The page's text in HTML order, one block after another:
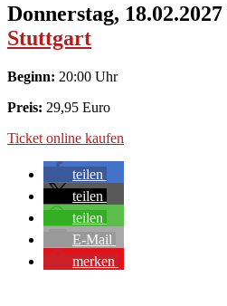
Donnerstag, 18.02.2027
Stuttgart
Beginn: 20:00 Uhr
Preis: 29,95 Euro
Ticket online kaufen
teilen
teilen
teilen
E-Mail
merken